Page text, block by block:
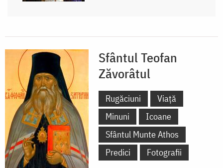
Sfântul Teofan
Zăvorâtul
Rugăciuni
Viață
Minuni
Icoane
Sfântul Munte Athos
Predici
Fotografii